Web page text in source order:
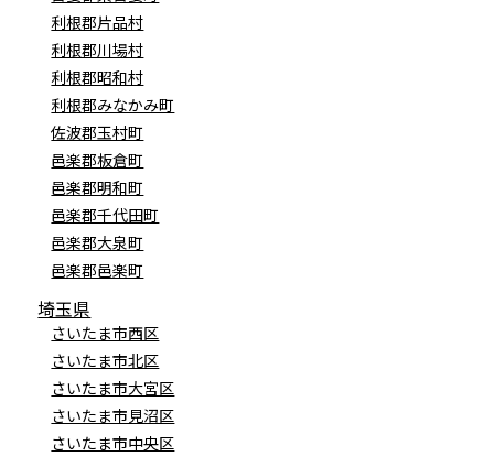
利根郡片品村
利根郡川場村
利根郡昭和村
利根郡みなかみ町
佐波郡玉村町
邑楽郡板倉町
邑楽郡明和町
邑楽郡千代田町
邑楽郡大泉町
邑楽郡邑楽町
埼玉県
さいたま市西区
さいたま市北区
さいたま市大宮区
さいたま市見沼区
さいたま市中央区